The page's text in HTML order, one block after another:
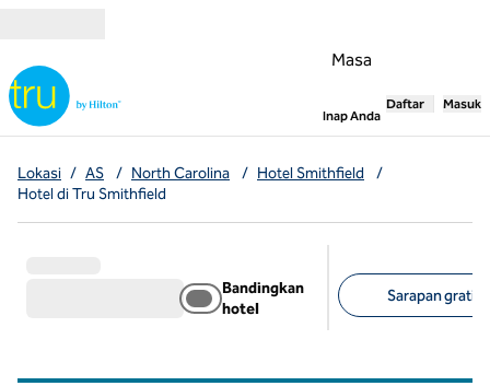
Masa
Inap Anda,Membuka
Daftar Masuk
Lokasi / AS / North Carolina / Hotel Smithfield
/
Hotel di Tru Smithfield
Bandingkan
hotel
Sarapan gratis